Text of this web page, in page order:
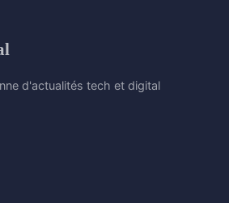
d'actualités tech et digital